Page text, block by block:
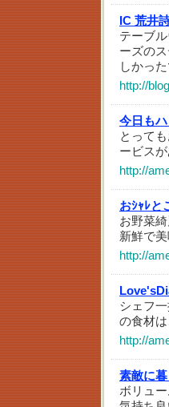
IC 荒井
テーブ
ーズの
しかった
http://
今日も
とって
ービス
http://
おｼｬﾚと
お野菜
新鮮で
http://
シェフ
の食材
http://
素敵に
ボリュ